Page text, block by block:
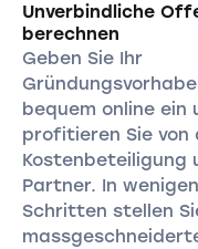
Unverbindliche
berechnen
Geben Sie Ihr
bequem online ein
profitieren Sie von
Kostenbeteiligung
Partner. In wenigen
Schritten stellen